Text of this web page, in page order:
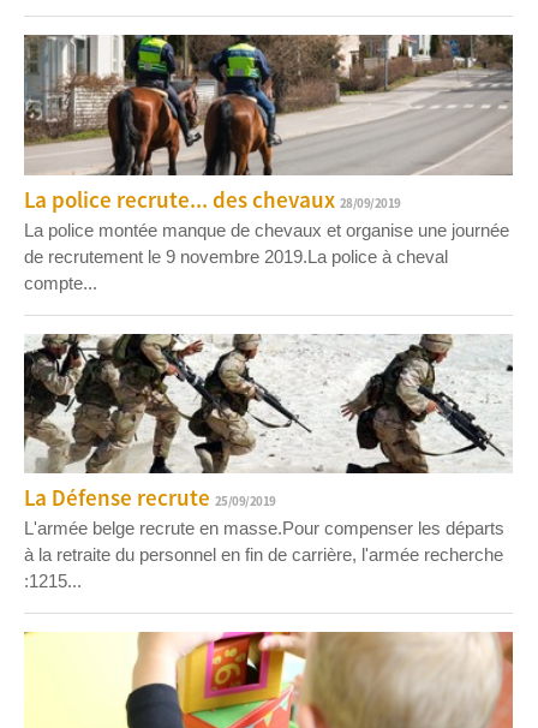
La police recrute... des chevaux 28/09/2019
La police montée manque de chevaux et organise une journée
de recrutement le 9 novembre 2019.La police à cheval
compte...
La Défense recrute 25/09/2019
L'armée belge recrute en masse.Pour compenser les départs
à la retraite du personnel en fin de carrière, l'armée recherche
:1215...